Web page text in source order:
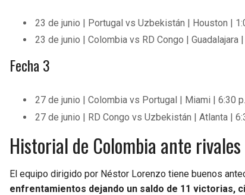
23 de junio | Portugal vs Uzbekistán | Houston |
23 de junio | Colombia vs RD Congo | Guadalajara |
Fecha 3
27 de junio | Colombia vs Portugal | Miami | 6:30
27 de junio | RD Congo vs Uzbekistán | Atlanta |
Historial de Colombia ante
El equipo dirigido por Néstor Lorenzo tiene buenos
enfrentamientos dejando un saldo de 11 victorias,